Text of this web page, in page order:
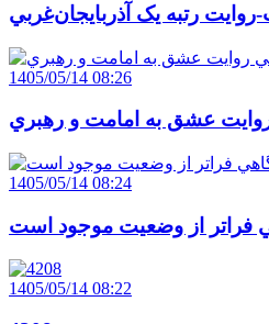
رتبه يک آذربايجان‌غربي
1405/05/14 08:26
روايت عشق به امامت و رهبري
1405/05/14 08:24
فراتر از وضعيت موجود است
1405/05/14 08:22